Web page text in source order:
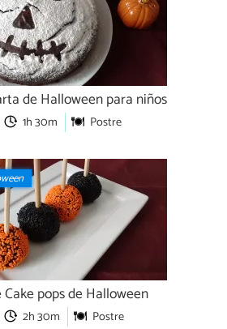
de Halloween para niños
1h 30m Postre
pops de Halloween
2h 30m Postre